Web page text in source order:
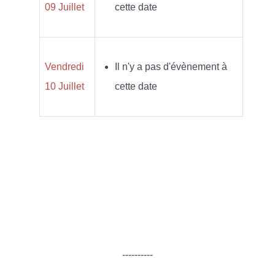
09 Juillet
cette date
Vendredi
10 Juillet
Il n'y a pas d'évènement à
cette date
----------